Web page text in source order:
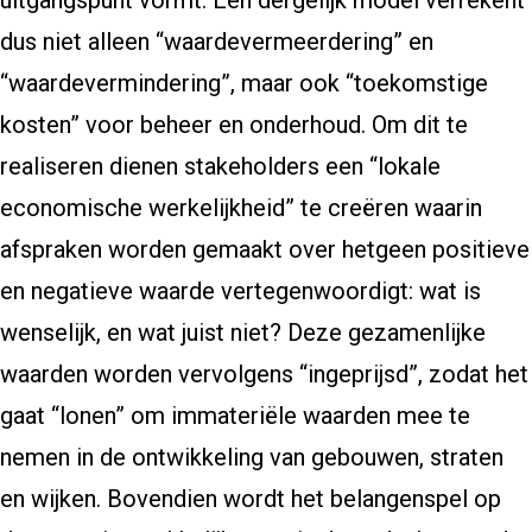
dus niet alleen “waardevermeerdering” en
“waardevermindering”, maar ook “toekomstige
kosten” voor beheer en onderhoud. Om dit te
realiseren dienen stakeholders een “lokale
economische werkelijkheid” te creëren waarin
afspraken worden gemaakt over hetgeen positieve
en negatieve waarde vertegenwoordigt: wat is
wenselijk, en wat juist niet? Deze gezamenlijke
waarden worden vervolgens “ingeprijsd”, zodat het
gaat “lonen” om immateriële waarden mee te
nemen in de ontwikkeling van gebouwen, straten
en wijken. Bovendien wordt het belangenspel op